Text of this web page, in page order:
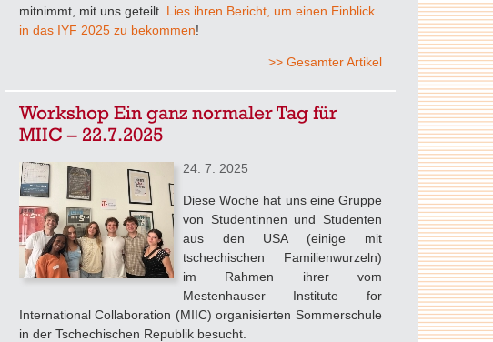
mitnimmt, mit uns geteilt. Lies ihren Bericht, um einen Einblick
in das IYF 2025 zu bekommen!
>> Gesamter Artikel
Workshop Ein ganz normaler Tag für
MIIC – 22.7.2025
24. 7. 2025
Diese Woche hat uns eine Gruppe
von Studentinnen und Studenten
aus den USA (einige mit
tschechischen Familienwurzeln)
im Rahmen ihrer vom
Mestenhauser Institute for
International Collaboration (MIIC) organisierten Sommerschule
in der Tschechischen Republik besucht.